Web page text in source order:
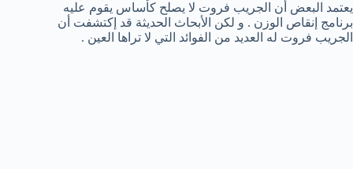
يعتمد البعض أن الجريب فروت لا يصلح كأساس يقوم عليه
برنامج إنقاص الوزن . و لكن الأبحاث الحديثة قد إكتشفت أن
الجريب فروت له العديد من الفوائد التي لا تراها العين .